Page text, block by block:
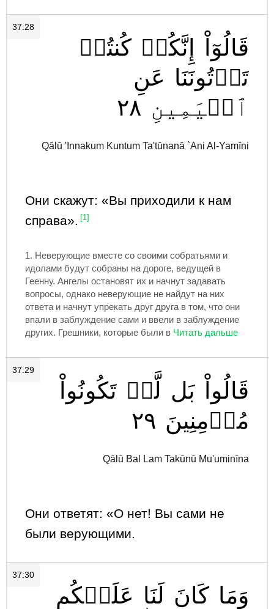
37:28
قَالُوٓاْ إِنَّكُمۡ كُنتُمۡ
تَأۡتُونَنَا عَنِ
ٱلۡيَمِينِ ٢٨
Qālū 'Innakum Kuntum Ta'tūnanā `Ani Al-Yamīni
Они скажут: «Вы приходили к нам
справа».
[1]
1. Неверующие вместе со своими собратьями и
идолами будут собраны на дороге, ведущей в
Геенну. Ангелы остановят их и начнут задавать
вопросы, однако неверующие не найдут на них
ответа и начнут упрекать друг друга в том, что они
впали в заблуждение сами и ввели в заблуждение
других. Грешники, которые были в
37:29
قَالُواْ بَل لَّمۡ تَكُونُواْ
مُؤۡمِنِينَ ٢٩
Qālū Bal Lam Takūnū Mu'uminīna
Они ответят: «О нет! Вы сами не
были верующими.
37:30
وَمَا كَانَ لَنَا عَلَيۡكُم